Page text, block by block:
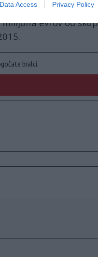
Data Access Privacy Policy
evra bruto na
evrov od
bralci.